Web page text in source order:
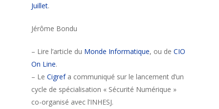
Juillet.
Jérôme Bondu
– Lire l’article du Monde Informatique, ou de CIO
On Line.
– Le Cigref a communiqué sur le lancement d’un
cycle de spécialisation « Sécurité Numérique »
co-organisé avec l’INHESJ.